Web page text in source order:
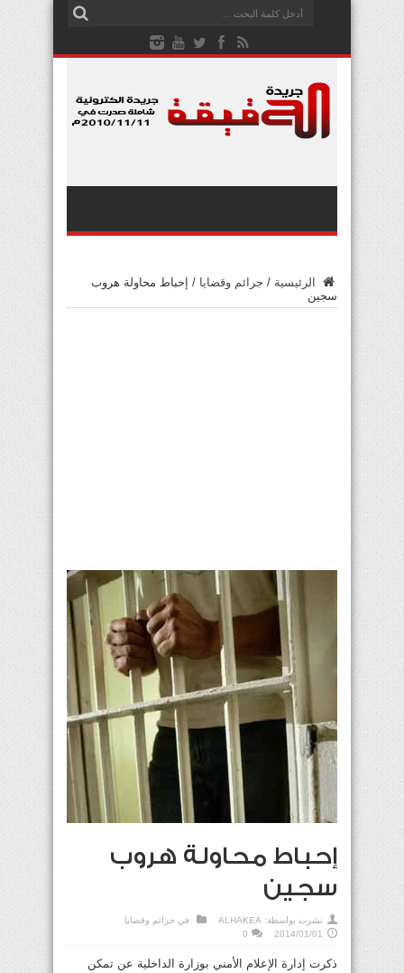
الرئيسية / جرائم وقضايا / إحباط محاولة هروب
سجين
إحباط محاولة هروب
سجين
نشرت بواسطة: ALHAKEA في جرائم وقضايا
2014/01/01
0
ذكرت إدارة الإعلام الأمني بوزارة الداخلية عن تمكن